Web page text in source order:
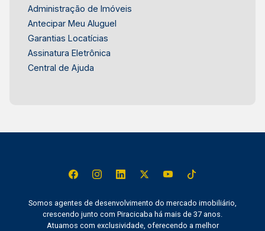
Administração de Imóveis
Antecipar Meu Aluguel
Garantias Locatícias
Assinatura Eletrônica
Central de Ajuda
Somos agentes de desenvolvimento do mercado imobiliário,
crescendo junto com Piracicaba há mais de 37 anos.
Atuamos com exclusividade, oferecendo a melhor